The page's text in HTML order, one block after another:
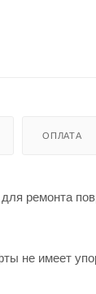
ОПЛАТА
ремонта
не имеет